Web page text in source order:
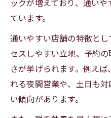
ックが増えており、通い
ています。
通いやすい店舗の特徴と
セスしやすい立地、予約
さが挙げられます。例え
れる夜間営業や、土日も
い傾向があります。